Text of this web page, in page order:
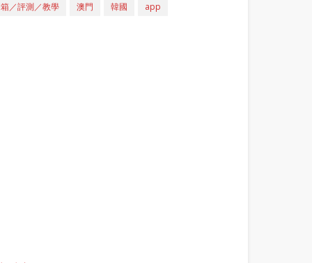
／評測／教學
澳門 韓國 app